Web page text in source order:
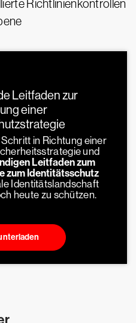
Richtlinienkontrollen
Leitfaden zur
einer
in Richtung einer
und
Leitfaden zum
zum Identitätsschutz
Identitätslandschaft
heute zu schützen.